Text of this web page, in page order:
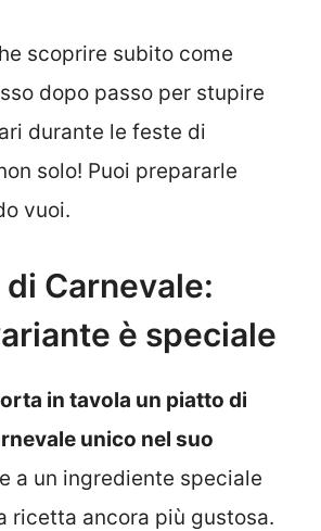
scoprire subito come
dopo passo per stupire
durante le feste di
solo! Puoi prepararle
vuoi.
di Carnevale:
è speciale
in tavola un piatto di
unico nel suo
a un ingrediente speciale
ricetta ancora più gustosa.